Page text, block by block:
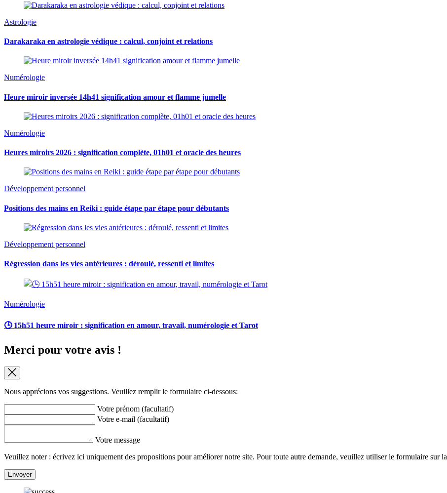
Astrologie
Darakaraka en astrologie védique : calcul, conjoint et relations
Numérologie
Heure miroir inversée 14h41 signification amour et flamme jumelle
Numérologie
Heures miroirs 2026 : signification complète, 01h01 et oracle des heures
Développement personnel
Positions des mains en Reiki : guide étape par étape pour débutants
Développement personnel
Régression dans les vies antérieures : déroulé, ressenti et limites
Numérologie
🕒 15h51 heure miroir : signification en amour, travail, numérologie et Tarot
Merci pour votre avis !
Nous apprécions vos suggestions. Veuillez remplir le formulaire ci-dessous:
Votre prénom (facultatif)
Votre e-mail (facultatif)
Votre message
Veuillez noter : écrivez ici uniquement des propositions pour améliorer notre site. Pour toute autre demande, veuillez utiliser le formulaire sur la
Envoyer